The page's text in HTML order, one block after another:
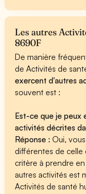
Les autres
8690F
De manière
de Activités de
exercent d'autres
souvent est :
Est-ce que je peux
activités décrites
Réponse :Oui,
différentes de celle
critère à prendre
autres activités est
Activités de santé